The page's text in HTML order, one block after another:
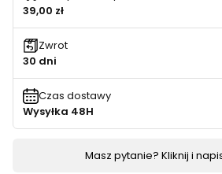
39,00 zł
Zwrot
30 dni
Czas dostawy
Wysyłka 48H
Masz pytanie? Kliknij i